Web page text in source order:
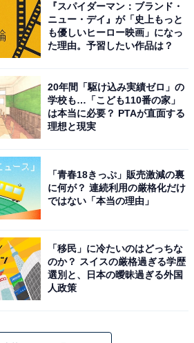
『スパイダーマン：ブランド・
ニュー・デイ』が「史上もっと
も優しいヒーロー映画」になっ
た理由。予習したい作品は？
20年間「駆け込み実績ゼロ」の
学校も…「こども110番の家」
は本当に必要？ PTAが直面する
理想と現実
「青春18きっぷ」販売激減の裏
に何が？ 連続利用の厳格化だけ
ではない「本当の理由」
「移民」に冷たいのはどっちな
のか？ スイスの厳格過ぎる学歴
選別と、日本の曖昧過ぎる外国
人政策